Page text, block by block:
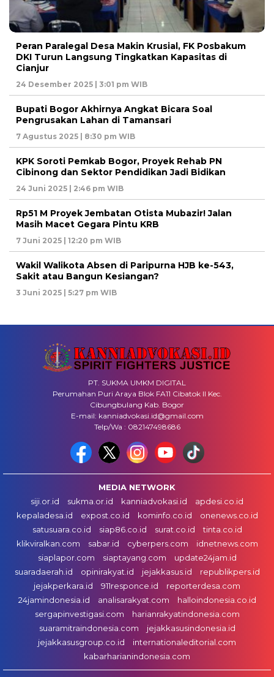
Peran Paralegal Desa Makin Krusial, FK Posbakum
DKI Turun Langsung Tingkatkan Kapasitas di
Cianjur
24 Desember 2025 | 3:01 pm WIB
Bupati Bogor Akhirnya Angkat Bicara Soal
Pengrusakan Lahan di Tamansari
7 Agustus 2025 | 8:30 pm WIB
KPK Soroti Pemkab Bogor, Proyek Rehab PN
Cibinong dan Sektor Pendidikan Jadi Bidikan
24 Juni 2025 | 2:46 pm WIB
Rp51 M Proyek Jembatan Otista Mubazir! Jalan
Masih Macet Gegara Pintu KRB
7 Juni 2025 | 12:20 pm WIB
Wakil Walikota Absen di Paripurna HJB ke-543,
Sakit atau Bangun Kesiangan?
3 Juni 2025 | 5:27 pm WIB
PT. SUKMA UMKM DIGITAL
Perumahan Puri Araya Blok FA11 Cibatok II Kec.
Cibungbulang Kab. Bogor
E-mail: kanniadvokasi.id@gmail.com
Telp/Wa : 082147498686
MEDIA NETWORK
siji.or.id
sukma.or.id kanniadvokasi.id
apdesi.co.id
kepaladesa.id
expost.co.id kominfo.co.id
onenews.co.id
satusuara.co.id
siap86.co.id surat.co.id
tinta.co.id
klikviralkan.com
sabar.id cyberpers.com
idnetnews.com
siaplapor.com
siaptayang.com
update24jam.id
suaradaerah.id
opinirakyat.id jejakkasus.id
republikpers.id
jejakperkara.id
911responce.id
reporterdesa.com
24jamindonesia.id
analisarakyat.com
halloindonesia.co.id
sergapinvestigasi.com
harianrakyatindonesia.com
suaramitraindonesia.com
jejakkasusindonesia.id
jejakkasusgroup.co.id
internationaleditorial.com
kabarharianindonesia.com